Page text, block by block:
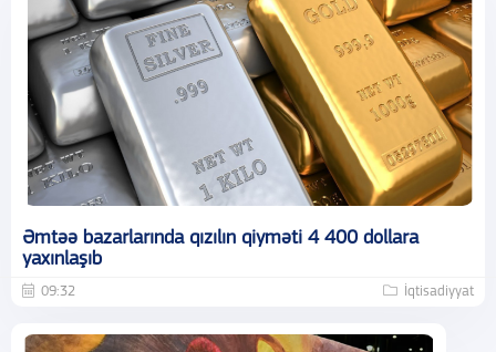
Əmtəə bazarlarında qızılın qiyməti 4 400 dollara
yaxınlaşıb
09:32 İqtisadiyyat